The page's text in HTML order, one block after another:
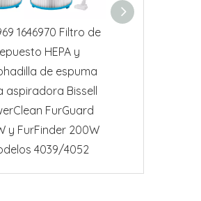
1646970 Filtro de
HEPA y
de espuma
aspiradora Bissell
FurGuard
y FurFinder 200W
4039/4052